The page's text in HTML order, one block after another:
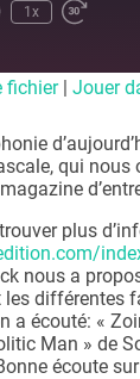
1x
fichier| Jouer
qui nous
plus
nous a
les différentes
a écouté: «
Man » de
écoute